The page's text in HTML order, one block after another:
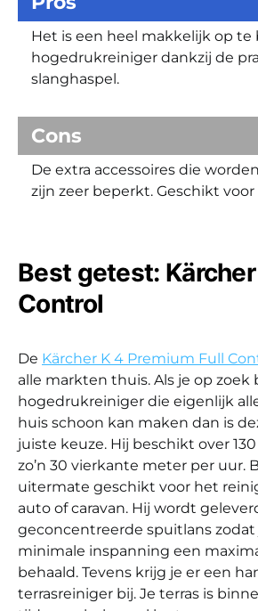
Het is een heel makkelijk op te
hogedrukreiniger dankzij de
slanghaspel.
Cons
De extra accessoires die
zijn zeer beperkt. Geschikt
Best getest: Kärcher
Control
De Kärcher K 4 Premium Full
alle markten thuis. Als je op zoek
hogedrukreiniger die eigenlijk
huis schoon kan maken dan is
juiste keuze. Hij beschikt over
zo’n 30 vierkante meter per uur.
uitermate geschikt voor het
auto of caravan. Hij wordt
geconcentreerde spuitlans
minimale inspanning een
behaald. Tevens krijg je er een
terrasreiniger bij. Je terras is